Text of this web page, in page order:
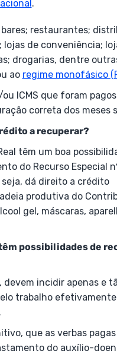
.
restaurantes;
lojas de conveniência;
drogarias, dentre
ao regime monofásico
ICMS que foram
correta dos meses
a recuperar?
têm um boa
do Recurso Especial
dá direito a crédito
produtiva do
gel, máscaras,
possibilidades de
incidir apenas e
trabalho
que as verbas
do auxílio-